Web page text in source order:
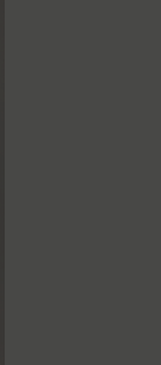
ありま
れない場
クッキー
お、クッ
サービス
す。
漏洩等を
す。ま
して当社
たお客様
び変更後
会員に対
に定め
ない軽微
とができ
利用を行
ものとみ
又は提携
、各サー